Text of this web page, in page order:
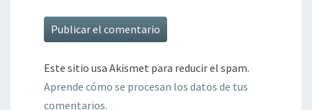
Este sitio usa Akismet para reducir el spam.
Aprende cómo se procesan los datos de tus
comentarios.